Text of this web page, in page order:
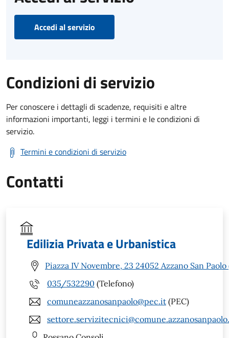
Accedi al servizio
Condizioni di servizio
Per conoscere i dettagli di scadenze, requisiti e altre
informazioni importanti, leggi i termini e le condizioni di
servizio.
Termini e condizioni di servizio
Contatti
Edilizia Privata e Urbanistica
Piazza IV Novembre, 23 24052 Azzano San Paolo
035/532290 (Telefono)
comuneazzanosanpaolo@pec.it (PEC)